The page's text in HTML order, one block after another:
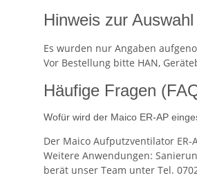
Hinweis zur Auswahl
Es wurden nur Angaben
Vor Bestellung bitte HAN,
Häufige Fragen
Wofür wird der Maico ER-AP
Der Maico Aufputzventilator
Weitere Anwendungen:
berät unser Team unter Tel.